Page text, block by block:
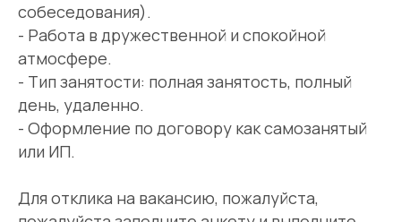
собеседования).
- Работа в дружественной и спокойной
атмосфере.
- Тип занятости: полная занятость, полный
день, удаленно.
- Оформление по договору как самозанятый
или ИП.
Для отклика на вакансию, пожалуйста,